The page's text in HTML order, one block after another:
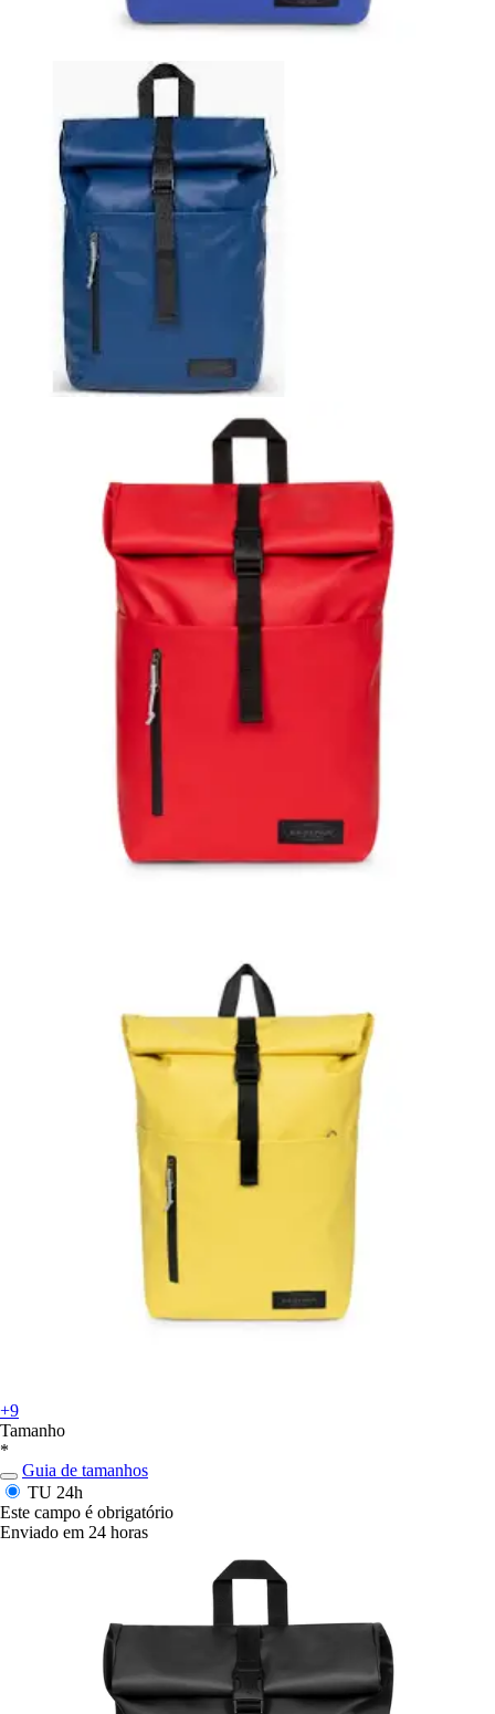
+9
Tamanho
*
Guia de tamanhos
TU 24h
Este campo é obrigatório
Enviado em 24 horas